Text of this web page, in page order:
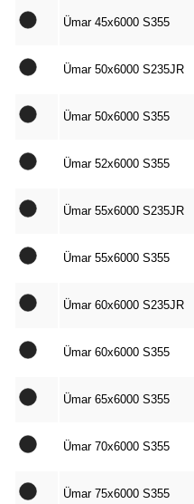
Ümar 45x6000 S355
Ümar 50x6000 S235JR
Ümar 50x6000 S355
Ümar 52x6000 S355
Ümar 55x6000 S235JR
Ümar 55x6000 S355
Ümar 60x6000 S235JR
Ümar 60x6000 S355
Ümar 65x6000 S355
Ümar 70x6000 S355
Ümar 75x6000 S355